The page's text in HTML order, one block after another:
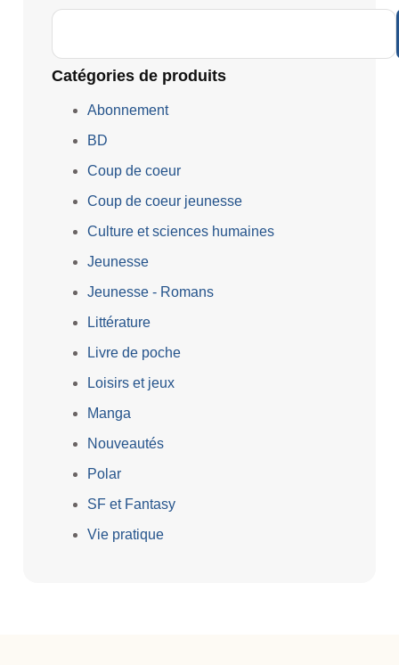
Catégories de produits
Abonnement
BD
Coup de coeur
Coup de coeur jeunesse
Culture et sciences humaines
Jeunesse
Jeunesse - Romans
Littérature
Livre de poche
Loisirs et jeux
Manga
Nouveautés
Polar
SF et Fantasy
Vie pratique